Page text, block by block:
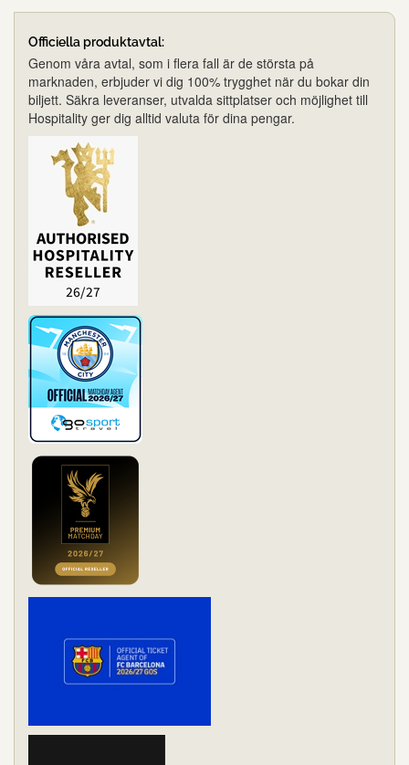
Officiella produktavtal:
Genom våra avtal, som i flera fall är de största på
marknaden, erbjuder vi dig 100% trygghet när du bokar din
biljett. Säkra leveranser, utvalda sittplatser och möjlighet till
Hospitality ger dig alltid valuta för dina pengar.